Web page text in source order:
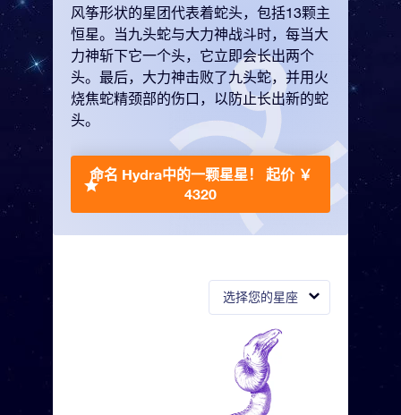
选择您的星座
风筝形状的星团代表着蛇头，包括13颗主
恒星。当九头蛇与大力神战斗时，每当大
力神斩下它一个头，它立即会长出两个
头。最后，大力神击败了九头蛇，并用火
烧焦蛇精颈部的伤口，以防止长出新的蛇
头。
命名 Hydra中的一颗星星！ 起价 ￥
4320